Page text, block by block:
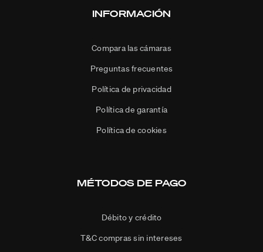
INFORMACIÓN
Compara las cámaras
Preguntas frecuentes
Política de privacidad
Política de garantía
Política de cookies
MÉTODOS DE PAGO
Débito y crédito
T&C compras sin intereses